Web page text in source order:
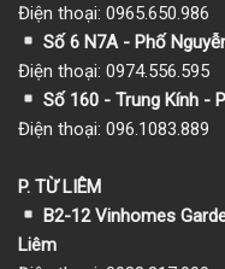
Điện thoại: 0965.650.986
Số 6 N7A - Phố
Điện thoại: 0974.556.595
Số 160 - Trung Kính -
Điện thoại: 096.1083.889
P. TỪ LIÊM
B2-12 Vinhomes
Liêm